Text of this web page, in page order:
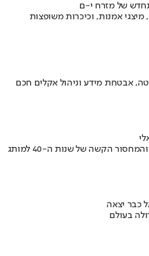
של מזרח י-ם
אמנות, וכיכרות משופצות
אבטחת מידע וניהול אקלים חכם
איך אסם הפכה את תקופת הצנע והמחסור הקשה של שנות ה-40 למותג
כבר יצאה
בעולם